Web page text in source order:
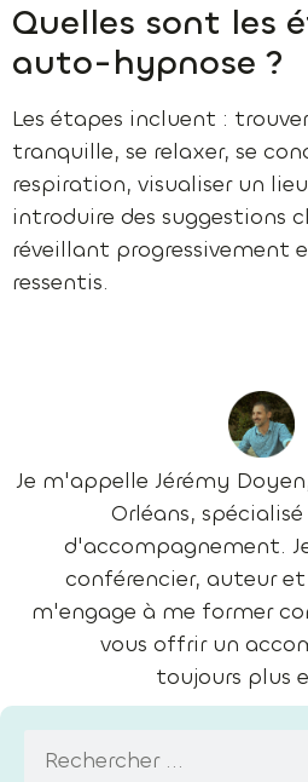
Quelles sont les
auto-hypnose ?
Les étapes incluent :
tranquille, se relaxer, se
respiration, visualiser un
introduire des suggestions
réveillant progressivement
ressentis.
Je m'appelle Jérémy
Orléans,
d'accompagnement.
conférencier, auteur
m'engage à me former
vous offrir un
toujours plus